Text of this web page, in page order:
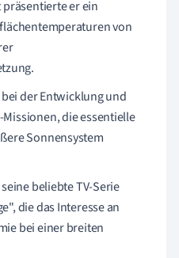
er ein
von
der Entwicklung und
die essentielle
Sonnensystem
beliebte TV-Serie
die das Interesse an
bei einer breiten